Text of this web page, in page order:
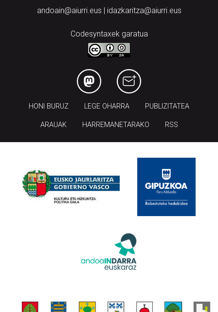
andoain@aiurri.eus | idazkaritza@aiurri.eus
Codesyntaxek garatua
HONI BURUZ LEGE OHARRA PUBLIZITATEA
ARAUAK HARREMANETARAKO RSS